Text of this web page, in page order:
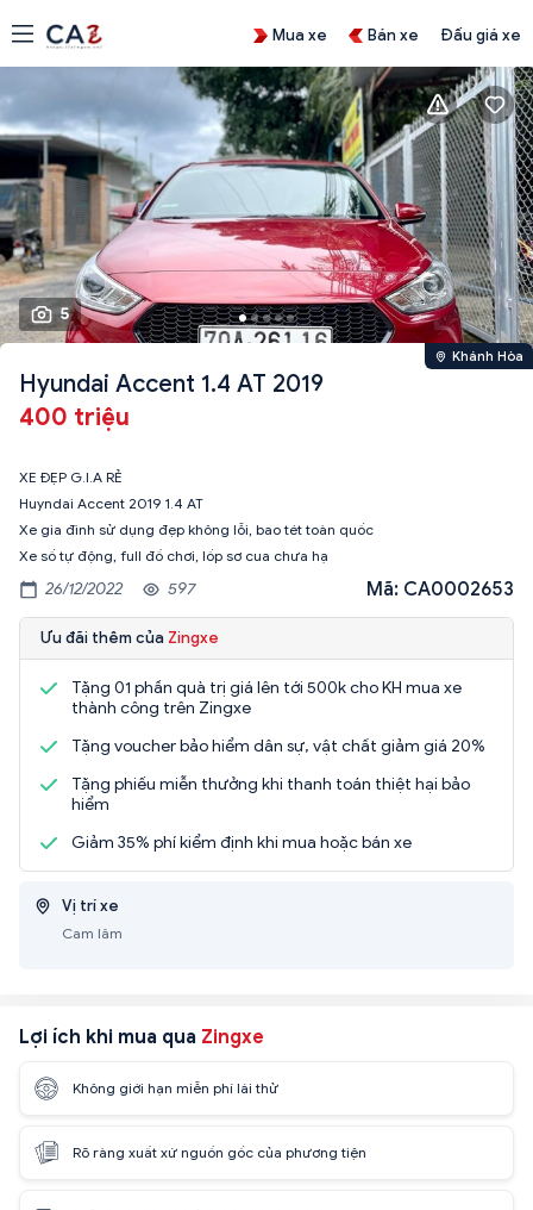
Mua xe Bán xe Đấu giá xe
5
Khánh Hòa
Hyundai Accent 1.4 AT 2019
400 triệu
XE ĐẸP G.I.A RẺ
Huyndai Accent 2019 1.4 AT
Xe gia đình sử dụng đẹp không lỗi, bao tét toàn quốc
Xe số tự động, full đồ chơi, lốp sơ cua chưa hạ
26/12/2022 597 Mã: CA0002653
Ưu đãi thêm của Zingxe
Tặng 01 phần quà trị giá lên tới 500k cho KH mua xe
thành công trên Zingxe
Tặng voucher bảo hiểm dân sự, vật chất giảm giá 20%
Tặng phiếu miễn thưởng khi thanh toán thiệt hại bảo
hiểm
Giảm 35% phí kiểm định khi mua hoặc bán xe
Vị trí xe
Cam lâm
Lợi ích khi mua qua Zingxe
Không giới hạn miễn phí lái thử
Rõ ràng xuất xứ nguồn gốc của phương tiện